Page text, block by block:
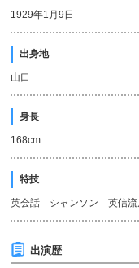
1929年1月9日
出身地
山口
身長
168cm
特技
英会話 シャンソン 英信流
出演歴